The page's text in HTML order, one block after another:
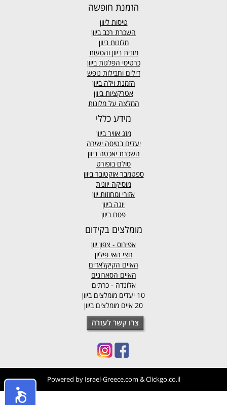
הזמנת חופשה
טיסות ליוון
השכרת רכב ביוון
מלונות ביוון
מונית ביוון והסעות
כרטיסי הפלגות ביוון
דילים וחבילות נופש
הזמנת וילה ביוון
אטרקציות ביוון
המלצה על מלונות
מידע כללי
מזג אוויר ביוון
יעדים בטיסה ישירה
השכרת יאכטה ביוון
סולם בופורט
ספטמבר אוקטובר ביוון
מוסיקה יוונית
אזורי ומחוזות יוון
יוגה ביוון
פסח ביוון
מומלצים בקידום
אפירוס - צפון יוון
חצי האי פיליון
האיים הקיקלאדים
האיים הסארונים
אלונדה - כרתים
10 יעדים מומלצים ביוון
20 איים מומלצים ביוון
Powered by Israel-Greece.com &Clickgo.co.il